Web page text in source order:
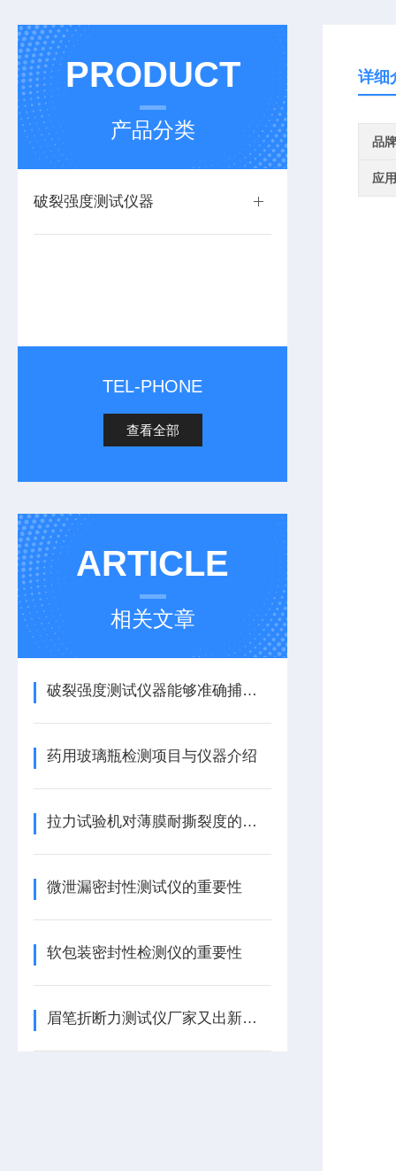
PRODUCT
产品分类
破裂强度测试仪器
TEL-PHONE
查看全部
ARTICLE
相关文章
破裂强度测试仪器能够准确捕捉到破裂瞬间的力量变化
药用玻璃瓶检测项目与仪器介绍
拉力试验机对薄膜耐撕裂度的测定
微泄漏密封性测试仪的重要性
软包装密封性检测仪的重要性
眉笔折断力测试仪厂家又出新设备啦-济南赛成
详细
品牌
应